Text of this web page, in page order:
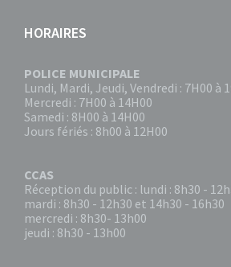
HORAIRES
POLICE MUNICIPALE
Lundi, Mardi, Jeudi, Vendredi : 7H00 à
Mercredi : 7H00 à 14H00
Samedi : 8H00 à 14H00
Jours fériés : 8h00 à 12H00
CCAS
Réception du public : lundi : 8h30 -
mardi : 8h30 - 12h30 et 14h30 - 16h30
mercredi : 8h30- 13h00
jeudi : 8h30 - 13h00